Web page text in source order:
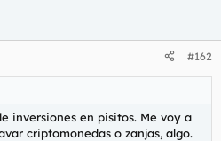
#162
inversiones en pisitos. Me voy a
criptomonedas o zanjas, algo.